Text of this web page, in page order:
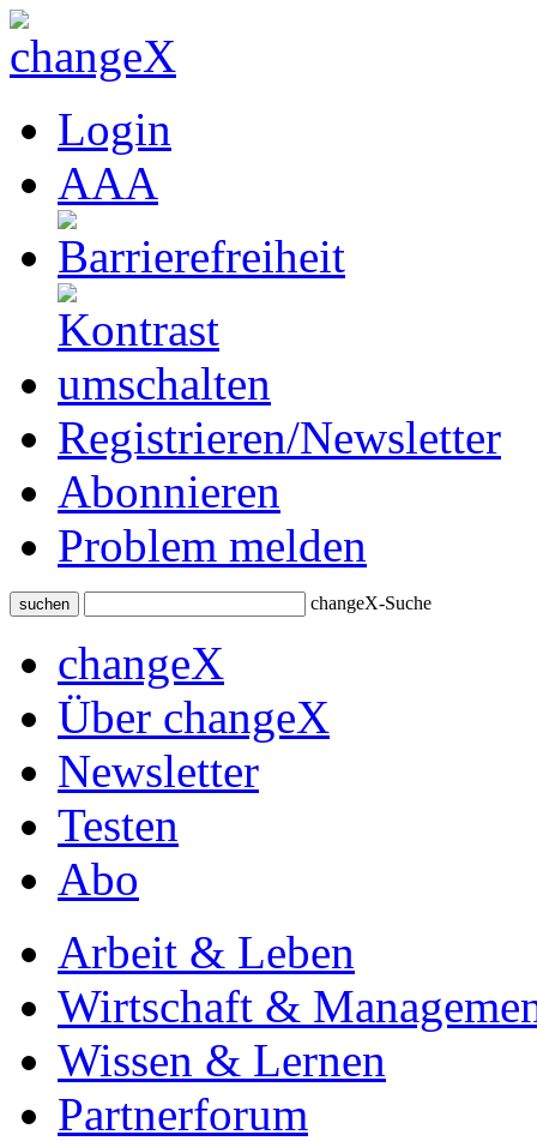
Login
AAA
Registrieren/Newsletter
Abonnieren
Problem melden
suchen changeX-Suche
changeX
Über changeX
Newsletter
Testen
Abo
Arbeit & Leben
Wirtschaft &
Wissen & Lernen
Partnerforum